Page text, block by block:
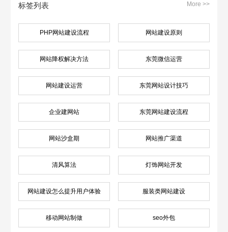
标签列表 More >>
PHP网站建设流程 网站建设原则
网站降权解决方法 东莞微信运营
网站建设运营 东莞网站设计技巧
企业建网站 东莞网站建设流程
网站沙盒期 网站推广渠道
清风算法 灯饰网站开发
网站建设怎么提升用户体验 服装类网站建设
移动网站制做 seo外包